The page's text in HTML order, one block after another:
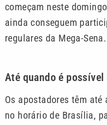
começam neste
ainda conseguem
regulares da Mega-Sena.
Até quando é possível
Os apostadores têm
no horário de Brasília,